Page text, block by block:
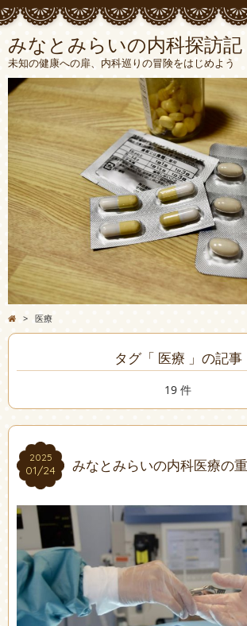
みなとみらいの内科探訪記
未知の健康への扉、内科巡りの冒険をはじめよう
> 医療
タグ「 医療 」の記事
19 件
2025
01/24
2025
01/24 みなとみらいの内科医療の